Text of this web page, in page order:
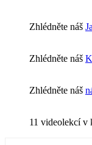
Zhlédněte náš
Zhlédněte náš
Zhlédněte náš
11 videolekcí v